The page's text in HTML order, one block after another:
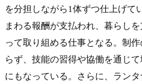
を分担しながら1体ずつ仕上げて
まわる報酬が支払われ、暮らし
って取り組める仕事となる。制
らず、技能の習得や協働を通じ
にもなっている。さらに、ラン